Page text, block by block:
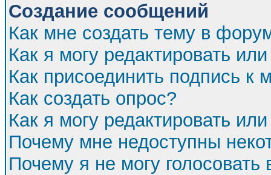
Создание сообщений
Как мне создать тему в
Как я могу редактировать
Как присоединить подпись
Как создать опрос?
Как я могу редактировать
Почему мне недоступны
Почему я не могу голосовать